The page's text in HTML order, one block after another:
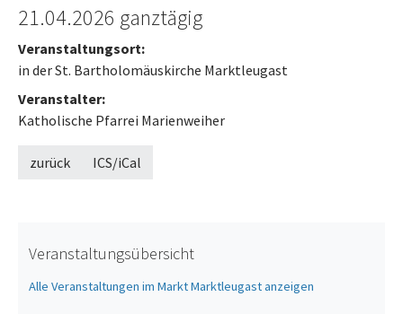
21.04.2026 ganztägig
Veranstaltungsort:
in der St. Bartholomäuskirche Marktleugast
Veranstalter:
Katholische Pfarrei Marienweiher
zurück ICS/iCal
Veranstaltungsübersicht
Alle Veranstaltungen im Markt Marktleugast anzeigen